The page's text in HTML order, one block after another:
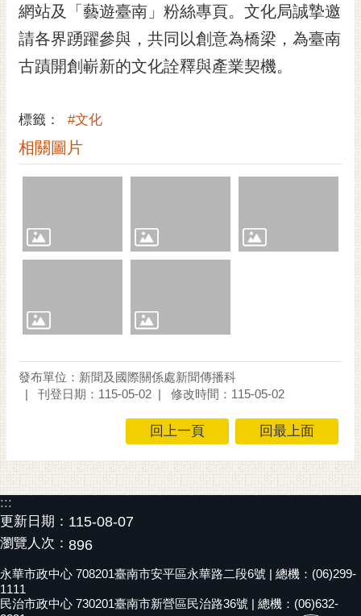
網站及「藝遊臺南」粉絲專頁。文化局誠摯邀
請各界踴躍參與，共同以創意為橋梁，為臺南
古蹟開創嶄新的文化詮釋與產業契機。
標籤： #文化
相關圖片
發布單位：新聞及國際關係處新聞傳播科
刊登日期：115-05-02
修改時間：115-05-02
回上一頁 回最上面
:::
更新日期： 115-08-07
瀏覽人次： 896
永華市政中心 708201臺南市安平區永華路二段6號 | 總機：(06)299-
1111
民治市政中心 730201臺南市新營區民治路36號 | 總機：(06)632-